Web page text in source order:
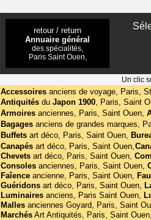
retour / return
Annuaire général
des spécialités,
Paris Saint Ouen,
Un clic
Accessoires anciens de voyage, Paris,
Antiquités duJapon 1900, Paris, Saint
Armoiresanciennes, Paris, Saint Ouen,
Bagages anciens de grandes marques,
Buffets art déco, Paris, Saint Ouen,
Canapés art déco, Paris, Saint Ouen,
Chevets art déco, Paris, Saint Ouen,
Consoles anciennes, Paris, Saint Ouen,
Faîence ancienne, Paris, Saint Ouen,
Guéridons art déco, Paris, Saint Ouen,
Luminaires anciens, Paris Saint Ouen,
Malles anciennes Goyard, Paris, Saint
MarchésArt Antiquités, Paris, Saint Ouen,